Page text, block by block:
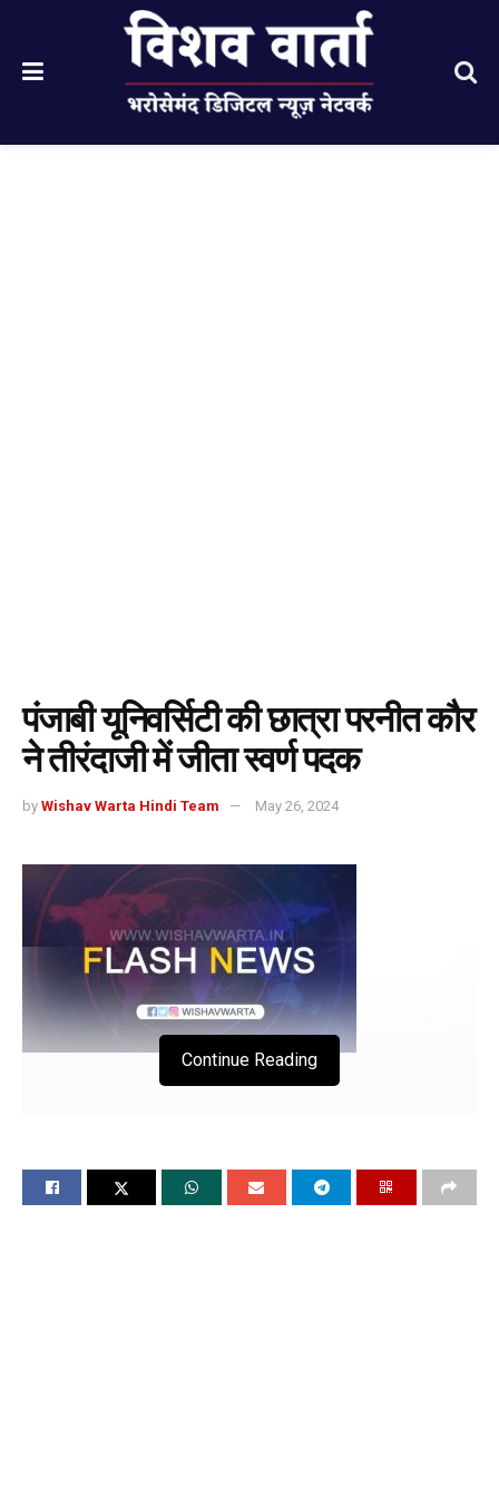
पंजाबी यूनिवर्सिटी की छात्रा परनीत कौर
ने तीरंदाजी में जीता स्वर्ण पदक
by Wishav Warta Hindi Team May 26, 2024
कौर ने तीरंदाजी में जीता स्वर्ण पदक
Continue Reading